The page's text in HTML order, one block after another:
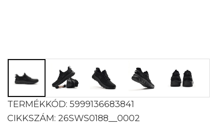
TERMÉKKÓD: 5999136683841
CIKKSZÁM: 26SWS0188__0002